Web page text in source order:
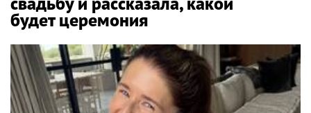
будет церемония